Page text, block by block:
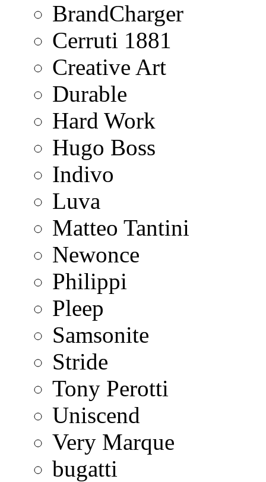
BrandCharger
Cerruti 1881
Creative Art
Durable
Hard Work
Hugo Boss
Indivo
Luva
Matteo Tantini
Newonce
Philippi
Pleep
Samsonite
Stride
Tony Perotti
Uniscend
Very Marque
bugatti